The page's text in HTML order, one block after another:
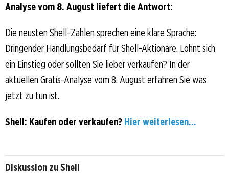
Analyse vom 8. August liefert die Antwort:
Die neusten Shell-Zahlen sprechen eine klare Sprache:
Dringender Handlungsbedarf für Shell-Aktionäre. Lohnt sich
ein Einstieg oder sollten Sie lieber verkaufen? In der
aktuellen Gratis-Analyse vom 8. August erfahren Sie was
jetzt zu tun ist.
Shell: Kaufen oder verkaufen? Hier weiterlesen...
Diskussion zu Shell